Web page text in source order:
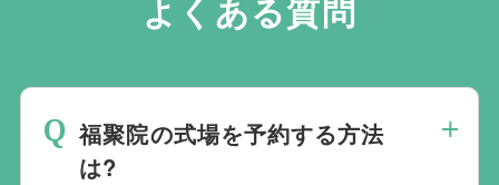
よくある質問
福聚院の式場を予約する方法
は?